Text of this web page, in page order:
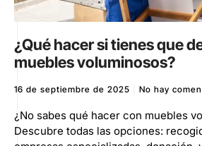
¿Qué hacer si tienes que
muebles voluminosos?
16 de septiembre de 2025 No hay
¿No sabes qué hacer con muebles
Descubre todas las opciones: